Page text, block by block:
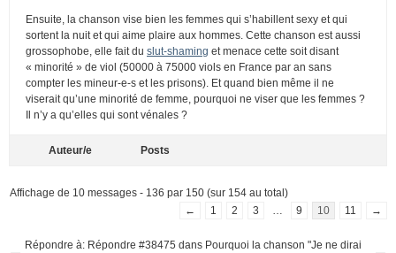
Ensuite, la chanson vise bien les femmes qui s’habillent sexy et qui
sortent la nuit et qui aime plaire aux hommes. Cette chanson est aussi
grossophobe, elle fait du slut-shaming et menace cette soit disant
« minorité » de viol (50000 à 75000 viols en France par an sans
compter les mineur-e-s et les prisons). Et quand bien même il ne
viserait qu’une minorité de femme, pourquoi ne viser que les femmes ?
Il n’y a qu’elles qui sont vénales ?
Auteur/e Posts
Affichage de 10 messages - 136 par 150 (sur 154 au total)
←
1 2 3 9 10 11 →
Répondre à: Répondre #38475 dans Pourquoi la chanson "Je ne dirai